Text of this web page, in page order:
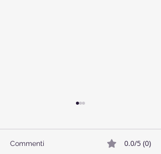
Commenti 0.0/5 (0)